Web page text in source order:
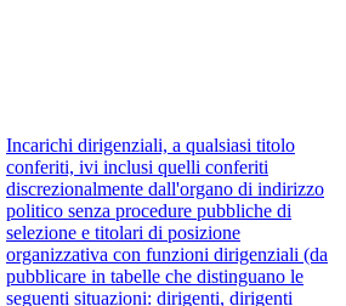
Incarichi dirigenziali, a qualsiasi titolo
conferiti, ivi inclusi quelli conferiti
discrezionalmente dall'organo di indirizzo
politico senza procedure pubbliche di
selezione e titolari di posizione
organizzativa con funzioni dirigenziali (da
pubblicare in tabelle che distinguano le
seguenti situazioni: dirigenti, dirigenti